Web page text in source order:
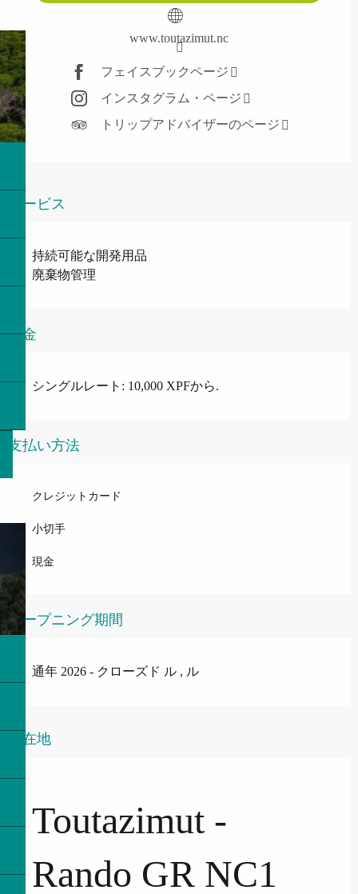
www.toutazimut.nc
フェイスブックページ
インスタグラム・ページ
トリップアドバイザーのページ
サービス
持続可能な開発用品
廃棄物管理
料金
シングルレート: 10,000 XPFから.
支払い方法
クレジットカード
小切手
現金
オープニング期間
通年 2026 - クローズド ル , ル
所在地
Toutazimut -
Rando GR NC1